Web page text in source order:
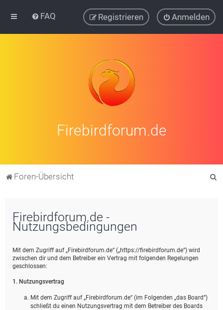
FAQ Anmelden
Registrieren
Firebirdforum.de
Foren-Übersicht
Firebirdforum.de -
Nutzungsbedingungen
Mit dem Zugriff auf „Firebirdforum.de“ („https://firebirdforum.de“) wird
zwischen dir und dem Betreiber ein Vertrag mit folgenden Regelungen
geschlossen:
1. Nutzungsvertrag
Mit dem Zugriff auf „Firebirdforum.de“ (im Folgenden „das Board“)
schließt du einen Nutzungsvertrag mit dem Betreiber des Boards